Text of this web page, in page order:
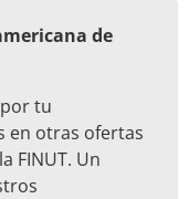
de
tu
en otras ofertas
FINUT. Un